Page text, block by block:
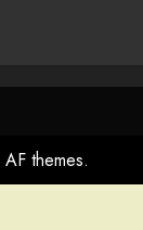
themes.